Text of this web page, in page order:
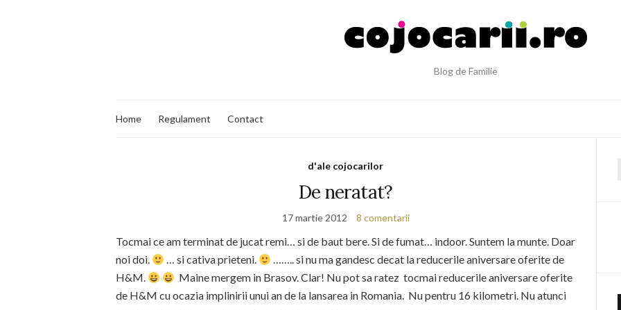
Blog de Familie
Home Regulament Contact
d'ale cojocarilor
De neratat?
17 martie 2012 8 comentarii
Tocmai ce am terminat de jucat remi… si de baut bere. Si de fumat… indoor. Suntem la munte. Doar
noi doi.
… si cativa prieteni.
…….. si nu ma gandesc decat la reducerile aniversare oferite de
H&M.
Maine mergem in Brasov. Clar! Nu pot sa ratez tocmai reducerile aniversare oferite
de H&M cu ocazia implinirii unui an de la lansarea in Romania. Nu pentru 16 kilometri. Nu atunci